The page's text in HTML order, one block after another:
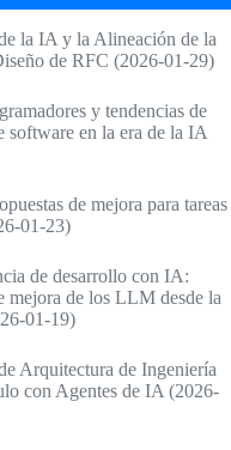
la IA y la Alineación de la
de RFC (2026-01-29)
y tendencias de
software en la era de la IA
de mejora para tareas
01-23)
de desarrollo con IA:
mejora de los LLM desde la
01-19)
Arquitectura de Ingeniería
con Agentes de IA (2026-